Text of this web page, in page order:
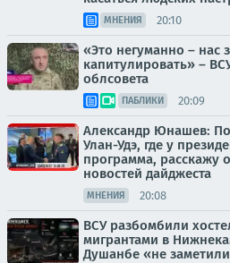
МНЕНИЯ 20:10
«Это негуманно – нас
капитулировать» –
облсовета
ПАБЛИКИ 20:09
Александр Юнашев:
Улан-Удэ, где у
программа, расскажу
новостей дайджеста
МНЕНИЯ 20:08
ВСУ разбомбили
мигрантами в
Душанбе «не